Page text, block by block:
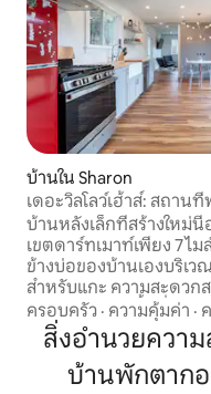
บ้านใน Sharon
เดอะวิลโลว์เฮ้าส์: สถาน
เดิร์นในเวอร์มอนต์
บ้านหลังเล็กที่สร้างใหม่
เขตดาร์ทเมาท์เพียง 7 ไ
ข้างบ่อของบ้านเองบริเ
สำหรับแกะ ความสะดวกสบายทั้งหมดของ
บ้านโมเดิร์นในพื้นที่ 600
เพลิดเพลินกับการเข้าถึ
พื้นที่ป่าของรัฐ รวมถึงก
ที่เล่นสกีระดับโลกที่อยู่ห่
ครอบครัว · ความคุ้มค่า ·
สิ่งอำนวยควา
บ้านพักตากอ